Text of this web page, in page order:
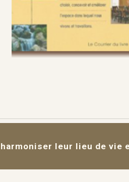
leur lieu de vie